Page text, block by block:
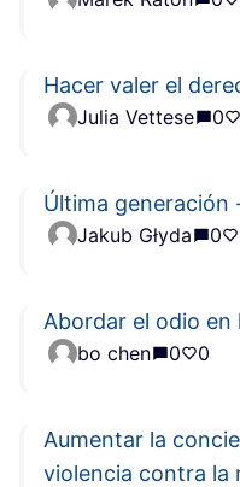
Hacer valer el
Julia Vettese 0
Última generación
Jakub Głyda 0
Abordar el odio en
bo chen 0 0
Aumentar la
violencia contra la